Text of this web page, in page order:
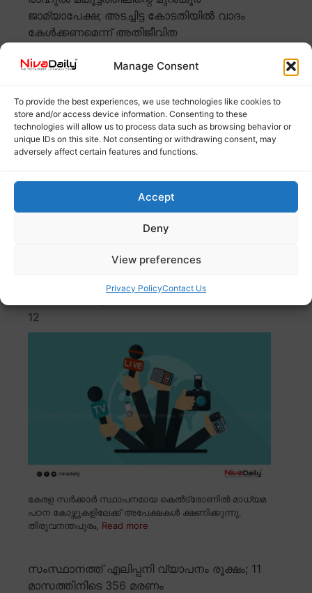
Manage Consent
To provide the best experiences, we use technologies like cookies to
store and/or access device information. Consenting to these
technologies will allow us to process data such as browsing behavior or
unique IDs on this site. Not consenting or withdrawing consent, may
adversely affect certain features and functions.
Accept
Deny
View preferences
Privacy PolicyContact Us
ജാമ്യാപേക്ഷ; അടച്ചിട്ട കോടതിയിൽ വാദം
കേൾക്കണമെന്ന് അതിജീവിത
ബലാത്സംഗ കേസിൽ രാഹുൽ മങ്കൂട്ടത്തിലിന്റെ മുൻകൂർ
ജാമ്യാപേക്ഷ പരിഗണിക്കാനിരിക്കെ, കേസ് അടച്ചിട്ട
കെൽട്രോണിൽ മാധ്യമ പഠനത്തിന്
12
കേരള സർക്കാർ സ്ഥാപനമായ കെൽട്രോണിൽ മാധ്യമ
പഠന കോഴ്സുകളിലേക്ക് അപേക്ഷകൾ ക്ഷണിക്കുന്നു.
തിരുവനന്തപുരം, Read more
സംസ്ഥാനത്ത് എലിപ്പനി വ്യാപനം രൂക്ഷം; 11
മാസത്തിനിടെ 356 മരണം